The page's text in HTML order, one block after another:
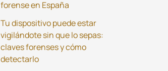
forense en España
Tu dispositivo puede estar
vigilándote sin que lo sepas:
claves forenses y cómo
detectarlo